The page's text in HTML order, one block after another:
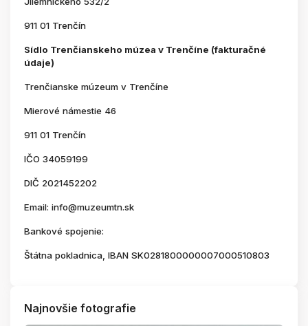
911 01 Trenčín
Sídlo Trenčianskeho múzea v Trenčíne (fakturačné
údaje)
Trenčianske múzeum v Trenčíne
Mierové námestie 46
911 01 Trenčín
IČO 34059199
DIČ 2021452202
Email: info@muzeumtn.sk
Bankové spojenie:
Štátna pokladnica, IBAN SK0281800000007000510803
Najnovšie fotografie